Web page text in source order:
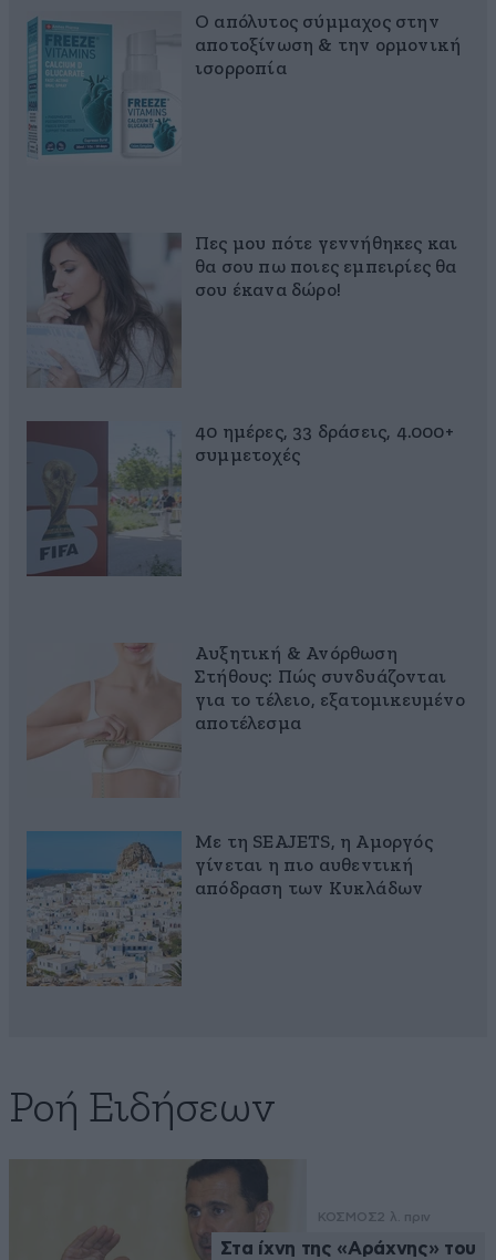
Ο απόλυτος σύμμαχος στην
αποτοξίνωση & την ορμονική
ισορροπία
Πες μου πότε γεννήθηκες και
θα σου πω ποιες εμπειρίες θα
σου έκανα δώρο!
40 ημέρες, 33 δράσεις, 4.000+
συμμετοχές
Αυξητική & Ανόρθωση
Στήθους: Πώς συνδυάζονται
για το τέλειο, εξατομικευμένο
αποτέλεσμα
Με τη SEAJETS, η Αμοργός
γίνεται η πιο αυθεντική
απόδραση των Κυκλάδων
Ροή Ειδήσεων
ΚΟΣΜΟΣ2 λ. πριν
Στα ίχνη της «Αράχνης» του